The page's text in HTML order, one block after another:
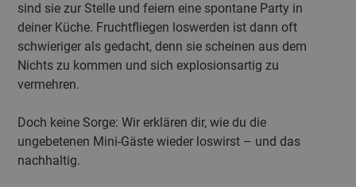
sind sie zur Stelle und feiern eine spontane Party in
deiner Küche. Fruchtfliegen loswerden ist dann oft
schwieriger als gedacht, denn sie scheinen aus dem
Nichts zu kommen und sich explosionsartig zu
vermehren.
Doch keine Sorge: Wir erklären dir, wie du die
ungebetenen Mini-Gäste wieder loswirst – und das
nachhaltig.